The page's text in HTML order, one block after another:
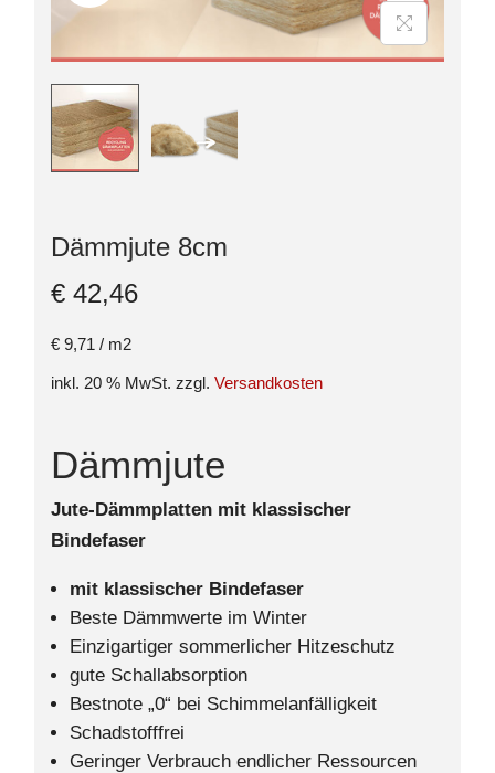
Dämmjute 8cm
€ 42,46
€ 9,71 / m2
inkl. 20 % MwSt. zzgl. Versandkosten
Dämmjute
Jute-Dämmplatten mit klassischer
Bindefaser
mit klassischer Bindefaser
Beste Dämmwerte im Winter
Einzigartiger sommerlicher Hitzeschutz
gute Schallabsorption
Bestnote „0“ bei Schimmelanfälligkeit
Schadstofffrei
Geringer Verbrauch endlicher Ressourcen